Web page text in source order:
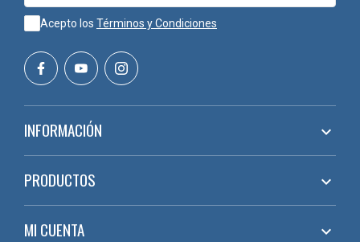
Acepto los Términos y Condiciones
INFORMACIÓN 
PRODUCTOS 
MI CUENTA 